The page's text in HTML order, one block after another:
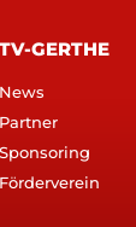
GERTHE